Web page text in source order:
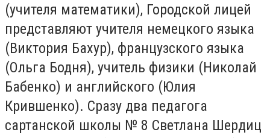
(учителя математики), Городской лицей
представляют учителя немецкого языка
(Виктория Бахур), французского языка
(Ольга Бодня), учитель физики (Николай
Бабенко) и английского (Юлия
Крившенко). Сразу два педагога
сартанской школы № 8 Светлана Шердиц